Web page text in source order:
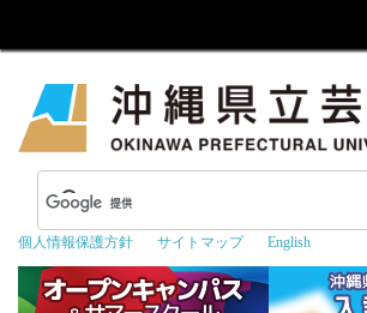
個人情報保護方針 サイトマップ English